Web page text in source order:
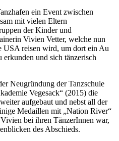
ein Event zwischen
mit vielen Eltern
der Kinder und
Vivien Vetter, welche nun
USA reisen wird, um dort ein Au
erkunden und sich tänzerisch
Neugründung der Tanzschule
Vegesack“ (2015) die
aufgebaut und nebst all der
Medaillen mit „Nation River“
bei ihren TänzerInnen war,
des Abschieds.